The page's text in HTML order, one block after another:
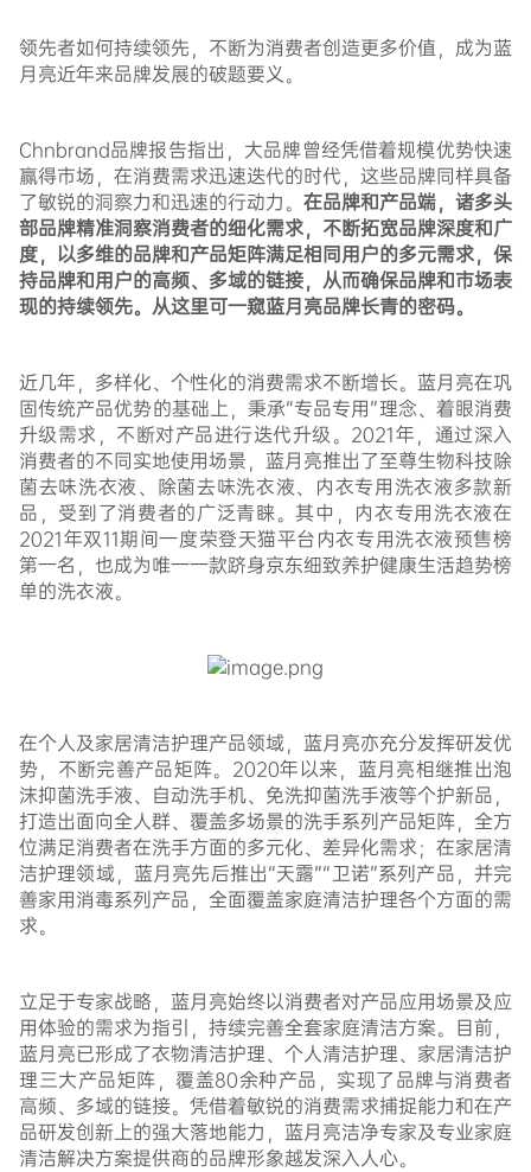
领先者如何持续领先，不断为消费者创造更多价值，成为蓝
月亮近年来品牌发展的破题要义。
Chnbrand品牌报告指出， 大品牌曾经凭借着规模优势快速
赢得市场，在消费需求迅速迭代的时代，这些品牌同样具备
了敏锐的洞察力和迅速的行动力。 在品牌和产品端，诸多头
部品牌精准洞察消费者的细化需求，不断拓宽品牌深度和广
度，以多维的品牌和产品矩阵满足相同用户的多元需求，保
持品牌和用户的高频、多域的链接，从而确保品牌和市场表
现的持续领先。从这里可一窥蓝月亮品牌长青的密码。
近几年，多样化、个性化的消费需求不断增长。蓝月亮在巩
固传统产品优势的基础上，秉承“专品专用”理念、着眼消费
升级需求，不断对产品进行迭代升级。2021年， 通过深入
消费者的不同实地使用场景，蓝月亮推出了至尊生物科技除
菌去味洗衣液、除菌去味洗衣液、内衣专用洗衣液多款新
品 ，受到了消费者的广泛青睐。其中，内衣专用洗衣液在
2021年双11期间一度荣登天猫平台内衣专用洗衣液预售榜
第一名，也成为唯一一款跻身京东细致养护健康生活趋势榜
单的洗衣液。
在个人及家居清洁护理产品领域，蓝月亮亦充分发挥研发优
势，不断完善产品矩阵。2020年以来，蓝月亮相继推出泡
沫抑菌洗手液、自动洗手机、免洗抑菌洗手液等个护新品，
打造出面向全人群、覆盖多场景的洗手系列产品矩阵，全方
位满足消费者在洗手方面的多元化、差异化需求；在家居清
洁护理领域，蓝月亮先后推出“天露”“卫诺”系列产品，并完
善家用消毒系列产品，全面覆盖家庭清洁护理各个方面的需
求。
立足于专家战略，蓝月亮始终以消费者对产品应用场景及应
用体验的需求为指引，持续完善全套家庭清洁方案。 目前，
蓝月亮已形成了衣物清洁护理、个人清洁护理、家居清洁护
理三大产品矩阵， 覆盖80余种产品，实现了品牌与消费者
高频、多域的链接。凭借着敏锐的消费需求捕捉能力和在产
品研发创新上的强大落地能力，蓝月亮洁净专家及专业家庭
清洁解决方案提供商的品牌形象越发深入人心。